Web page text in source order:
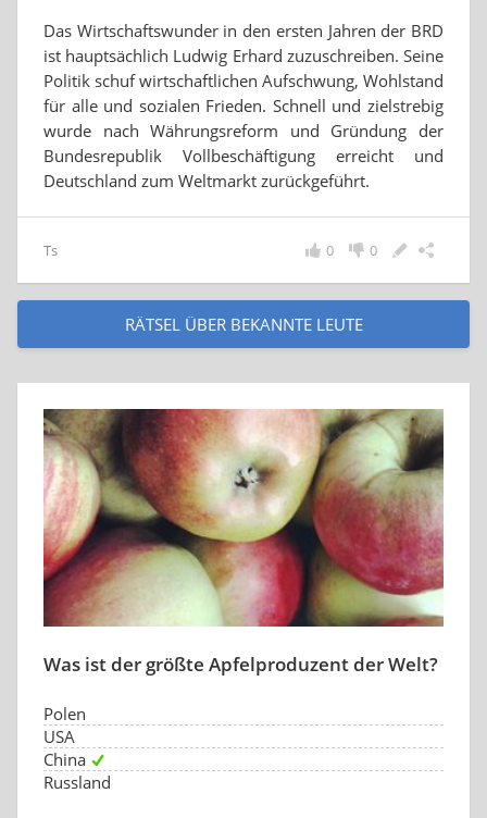
Das Wirtschaftswunder in den ersten Jahren der BRD
ist hauptsächlich Ludwig Erhard zuzuschreiben. Seine
Politik schuf wirtschaftlichen Aufschwung, Wohlstand
für alle und sozialen Frieden. Schnell und zielstrebig
wurde nach Währungsreform und Gründung der
Bundesrepublik Vollbeschäftigung erreicht und
Deutschland zum Weltmarkt zurückgeführt.
Ts 0
0
RÄTSEL ÜBER BEKANNTE LEUTE
Was ist der größte Apfelproduzent der Welt?
Polen
USA
China
Russland